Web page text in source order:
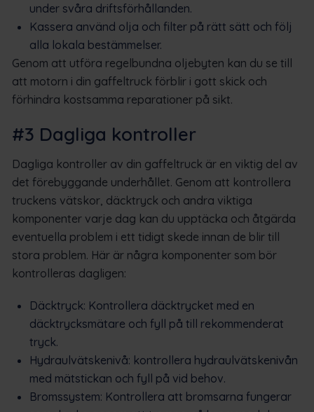
under svåra driftsförhållanden.
Kassera använd olja och filter på rätt sätt och följ
alla lokala bestämmelser.
Genom att utföra regelbundna oljebyten kan du se till
att motorn i din gaffeltruck förblir i gott skick och
förhindra kostsamma reparationer på sikt.
#3 Dagliga kontroller
Dagliga kontroller av din gaffeltruck är en viktig del av
det förebyggande underhållet. Genom att kontrollera
truckens vätskor, däcktryck och andra viktiga
komponenter varje dag kan du upptäcka och åtgärda
eventuella problem i ett tidigt skede innan de blir till
stora problem. Här är några komponenter som bör
kontrolleras dagligen:
Däcktryck: Kontrollera däcktrycket med en
däcktrycksmätare och fyll på till rekommenderat
tryck.
Hydraulvätskenivå: kontrollera hydraulvätskenivån
med mätstickan och fyll på vid behov.
Bromssystem: Kontrollera att bromsarna fungerar